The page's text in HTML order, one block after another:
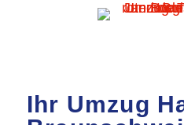
Ihr Umzug